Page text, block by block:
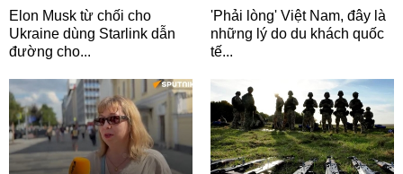
Elon Musk từ chối cho
Ukraine dùng Starlink dẫn
đường cho...
'Phải lòng' Việt Nam, đây là
những lý do du khách quốc
tế...